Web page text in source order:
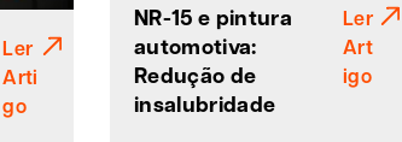
Ler
Arti
go
NR-15 e pintura
automotiva:
Redução de
insalubridade
Ler
Art
igo